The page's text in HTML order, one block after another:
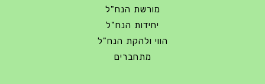
מורשת הנח"ל
יחידות הנח"ל
הווי ולהקת הנח"ל
מתחברים